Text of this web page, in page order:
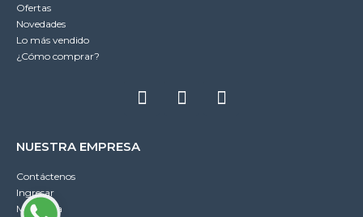
Ofertas
Novedades
Lo más vendido
¿Cómo comprar?
NUESTRA EMPRESA
Contáctenos
Ingresar
Mi cuenta